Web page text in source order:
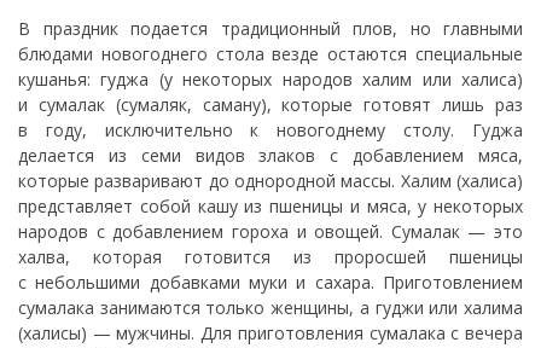
В праздник подается традиционный плов, но главными
блюдами новогоднего стола везде остаются специальные
кушанья: гуджа (у некоторых народов халим или халиса)
и сумалак (сумаляк, саману), которые готовят лишь раз
в году, исключительно к новогоднему столу. Гуджа
делается из семи видов злаков с добавлением мяса,
которые разваривают до однородной массы. Халим (халиса)
представляет собой кашу из пшеницы и мяса, у некоторых
народов с добавлением гороха и овощей. Сумалак — это
халва, которая готовится из проросшей пшеницы
с небольшими добавками муки и сахара. Приготовлением
сумалака занимаются только женщины, а гуджи или халима
(халисы) — мужчины. Для приготовления сумалака с вечера